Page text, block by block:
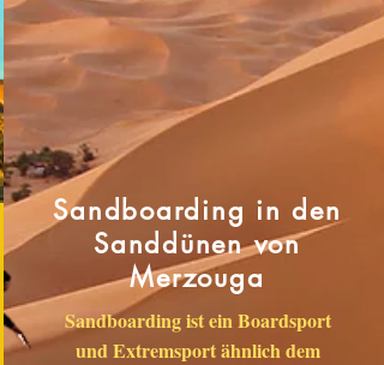
Sandboarding in den
Sanddünen von
Merzouga
Sandboarding ist ein Boardsport
und Extremsport ähnlich dem